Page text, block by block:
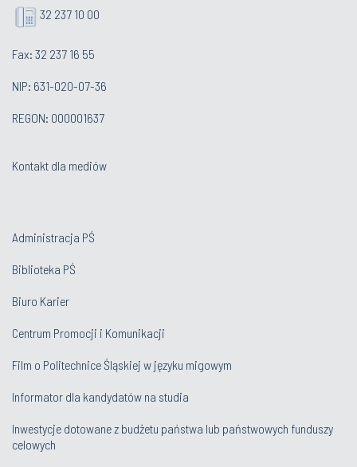
32 237 10 00
Fax: 32 237 16 55
NIP: 631-020-07-36
REGON: 000001637
Kontakt dla mediów
Administracja PŚ
Biblioteka PŚ
Biuro Karier
Centrum Promocji i Komunikacji
Film o Politechnice Śląskiej w języku migowym
Informator dla kandydatów na studia
Inwestycje dotowane z budżetu państwa lub państwowych funduszy
celowych